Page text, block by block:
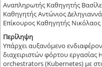
Αναπληρωτής Καθηγητής
Καθηγητής Αντώνιος
Επίκουρος Καθηγητής Νικόλαος
Περίληψη
Υπάρχει αυξανόμενο
διαχειριστών φόρτου εργασίας
orchestrators (Kubernetes) με